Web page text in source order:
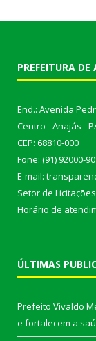
PREFEITURA DE
End.: Avenida
Centro - Anajás -
CEP: 68810-000
Fone: (91) 92000-
E-mail:
Setor de
Horário de
ÚLTIMAS
Prefeito Vivaldo
e fortalecem a